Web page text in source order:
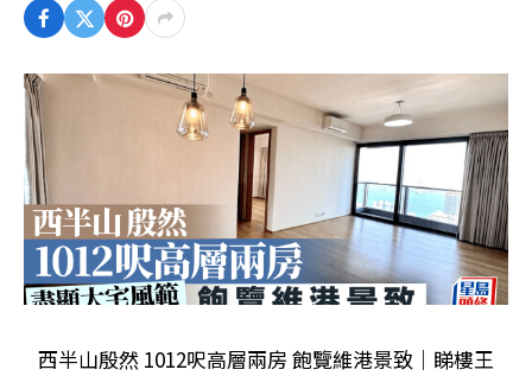
西半山殷然 1012呎高層兩房 飽覽維港景致｜睇樓王